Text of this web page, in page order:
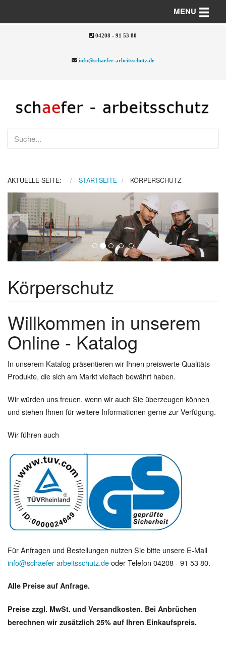
04208 - 91 53 80
info@schaefer-arbeitsschutz.de
MENU Toggle
AKTUELLE SEITE: STARTSEITE KÖRPERSCHUTZ
Previous
Körperschutz
Willkommen in unserem
Online - Katalog
In unserem Katalog präsentieren wir Ihnen preiswerte Qualitäts-
Produkte, die sich am Markt vielfach bewährt haben.
Wir würden uns freuen, wenn wir auch Sie überzeugen können
und stehen Ihnen für weitere Informationen gerne zur Verfügung.
Wir führen auch
Für Anfragen und Bestellungen nutzen Sie bitte unsere E-Mail
info@schaefer-arbeitsschutz.deoder Telefon 04208 - 91 53 80.
Alle Preise auf Anfrage.
Preise zzgl. MwSt. und Versandkosten. Bei Anbrüchen
berechnen wir zusätzlich 25% auf Ihren Einkaufspreis.